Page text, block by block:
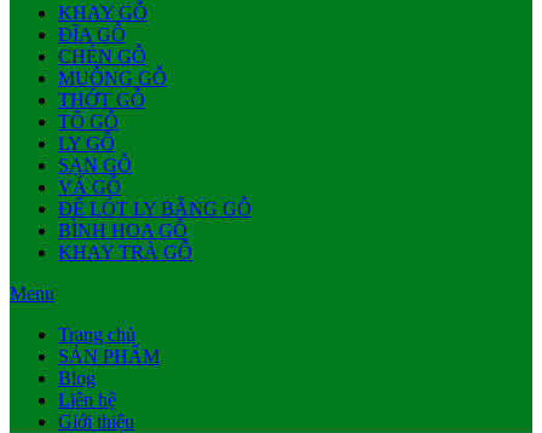
KHAY GỖ
ĐĨA GỖ
CHÉN GỖ
MUỖNG GỖ
THỚT GỖ
TÔ GỖ
LY GỖ
SẠN GỖ
VÁ GỖ
ĐẾ LÓT LY BẰNG GỖ
BÌNH HOA GỖ
KHAY TRÀ GỖ
Menu
Trang chủ
SẢN PHẨM
Blog
Liên hệ
Giới thiệu